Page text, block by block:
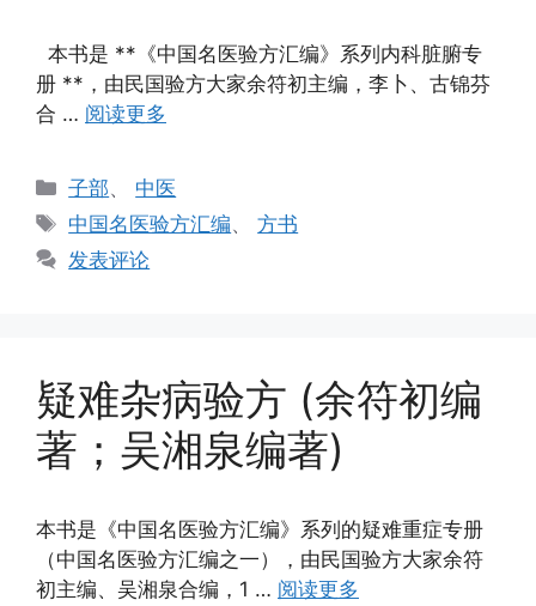
本书是 **《中国名医验方汇编》系列内科脏腑专
册 **，由民国验方大家余符初主编，李卜、古锦芬
合 … 阅读更多
分
类
子部、 中医
标
签
中国名医验方汇编、方书
发表评论
疑难杂病验方 (余符初编
著；吴湘泉编著)
本书是《中国名医验方汇编》系列的疑难重症专册
（中国名医验方汇编之一），由民国验方大家余符
初主编、吴湘泉合编，1 … 阅读更多